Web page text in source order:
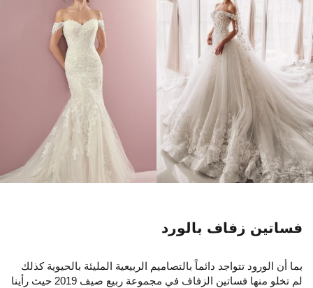
فساتين زفاف بالورد
بما أن الورود تتواجد دائماً بالتصاميم الربيعية المليئة بالحيوية كذلك
لم تخلو منها فساتين الزفاف في مجموعة ربيع صيف 2019 حيث رأينا